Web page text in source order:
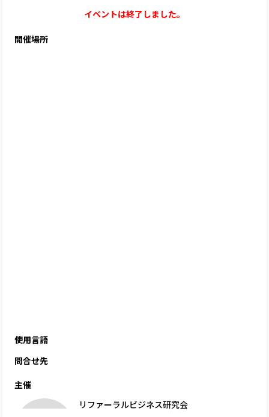
イベントは終了しました。
開催場所
使用言語
問合せ先
主催
リファーラルビジネス研究会